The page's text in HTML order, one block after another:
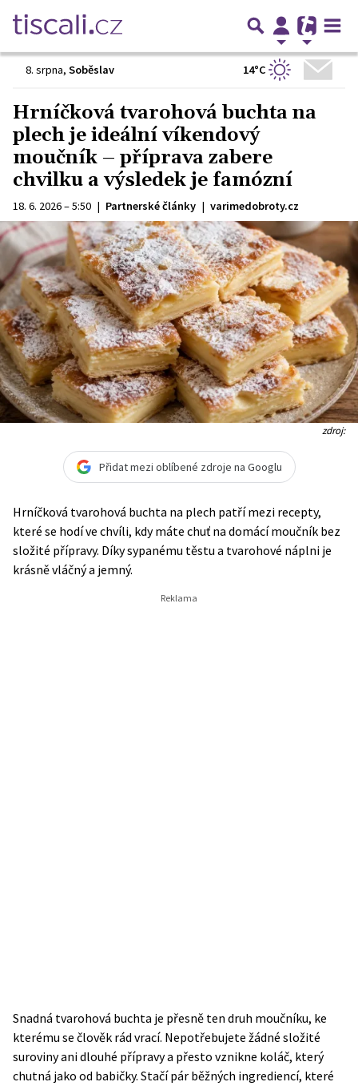
8. srpna, Soběslav 14°C
Hrníčková tvarohová buchta na
plech je ideální víkendový
moučník – příprava zabere
chvilku a výsledek je famózní
18. 6. 2026 – 5:50 | Partnerské články | varimedobroty.cz
zdroj:
Přidat mezi oblíbené zdroje na Googlu
Hrníčková tvarohová buchta na plech patří mezi recepty,
které se hodí ve chvíli, kdy máte chuť na domácí moučník bez
složité přípravy. Díky sypanému těstu a tvarohové náplni je
krásně vláčný a jemný.
Snadná tvarohová buchta je přesně ten druh moučníku, ke
kterému se člověk rád vrací. Nepotřebujete žádné složité
suroviny ani dlouhé přípravy a přesto vznikne koláč, který
chutná jako od babičky. Stačí pár běžných ingrediencí, které